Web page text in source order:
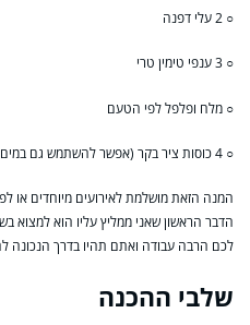
○ 2 עלי דפנה
○ 3 ענפי טימין טרי
○ מלח ופלפל לפי הטעם
○ 4 כוסות ציר בקר (אפשר להשתמש גם במים אך הטעמים יהיו פחות עמוקים)
המנה הזאת מושלמת לאירועים מיוחדים או
הדבר הראשון שאני ממליץ עליו הוא למצוא
לכם הרבה עבודה ואתם תהיו בדרך הנכונה
שלבי ההכנה